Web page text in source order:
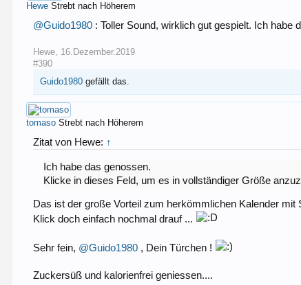
Hewe Strebt nach Höherem
@Guido1980 : Toller Sound, wirklich gut gespielt. Ich habe
Hewe, 16.Dezember.2019
#390
Guido1980 gefällt das.
tomaso Strebt nach Höherem
Zitat von Hewe: ↑
Ich habe das genossen.
Klicke in dieses Feld, um es in vollständiger Größe
Das ist der große Vorteil zum herkömmlichen Kalender mit
Klick doch einfach nochmal drauf ...
Sehr fein, @Guido1980 , Dein Türchen !
Zuckersüß und kalorienfrei geniessen....